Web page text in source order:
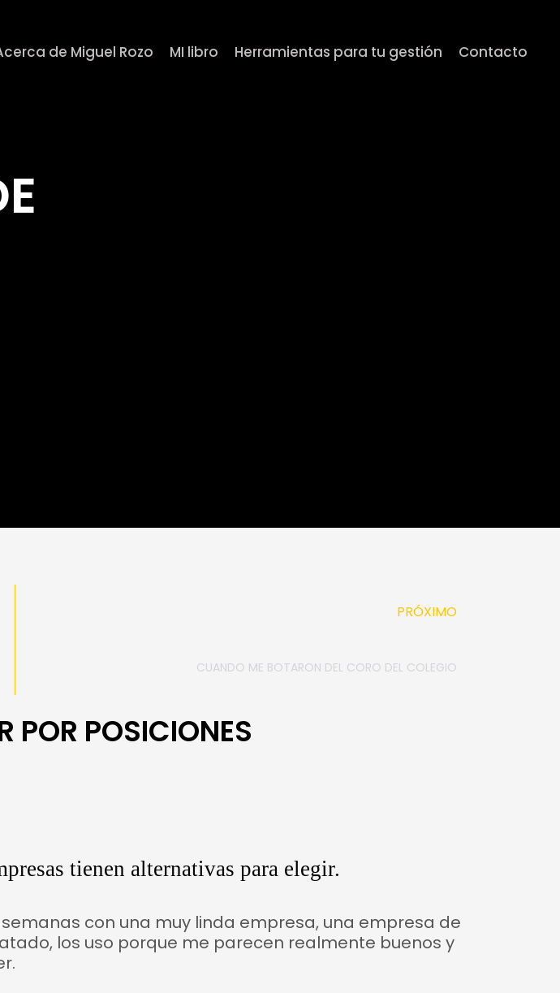
de Miguel Rozo MI libro Herramientas para tu gestión Contacto
PRÓXIMO
CUANDO ME BOTARON DEL CORO DEL COLEGIO
POR POSICIONES
con una muy linda empresa, una empresa de
los uso porque me parecen realmente buenos y